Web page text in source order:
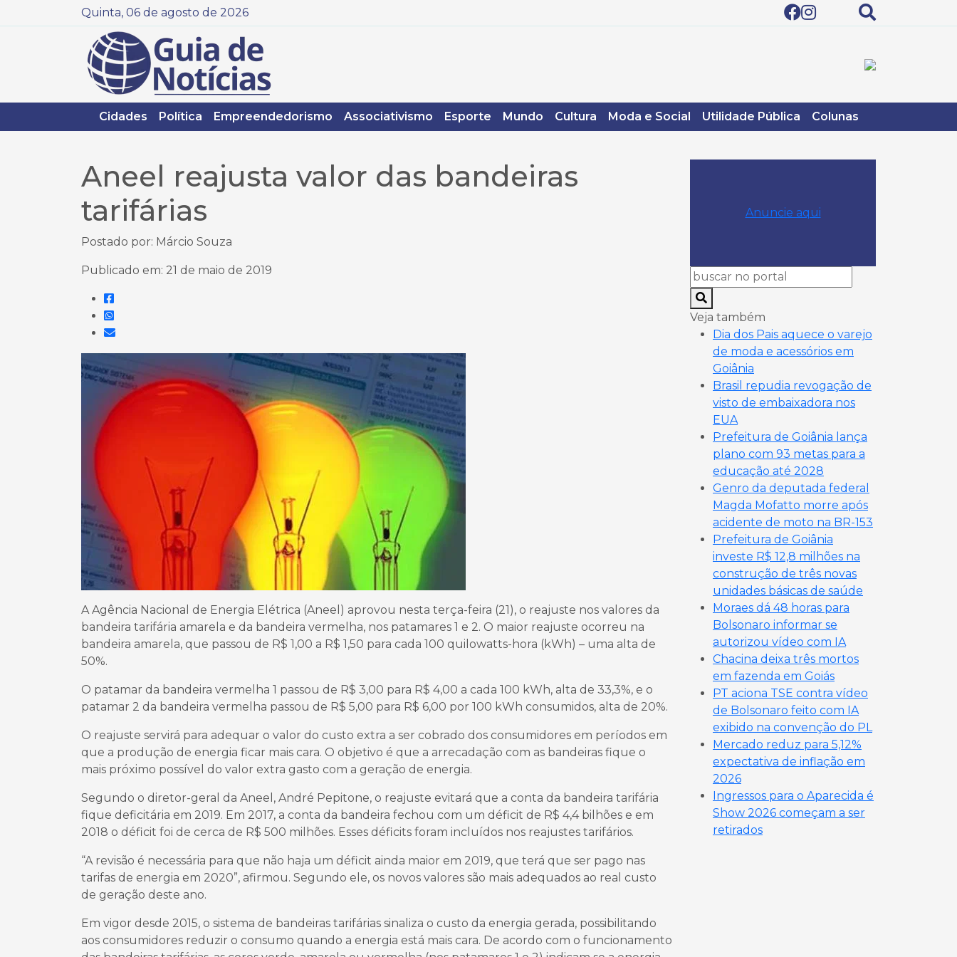
Quinta, 06 de agosto de 2026
Cidades Política Empreendedorismo Associativismo Esporte Mundo Cultura Moda e Social Utilidade Pública Colunas
Aneel reajusta valor das bandeiras
tarifárias
Postado por: Márcio Souza
Publicado em: 21 de maio de 2019
A Agência Nacional de Energia Elétrica (Aneel) aprovou nesta terça-feira (21), o reajuste nos valores da
bandeira tarifária amarela e da bandeira vermelha, nos patamares 1 e 2. O maior reajuste ocorreu na
bandeira amarela, que passou de R$ 1,00 a R$ 1,50 para cada 100 quilowatts-hora (kWh) – uma alta de
50%.
O patamar da bandeira vermelha 1 passou de R$ 3,00 para R$ 4,00 a cada 100 kWh, alta de 33,3%, e o
patamar 2 da bandeira vermelha passou de R$ 5,00 para R$ 6,00 por 100 kWh consumidos, alta de 20%.
O reajuste servirá para adequar o valor do custo extra a ser cobrado dos consumidores em períodos em
que a produção de energia ficar mais cara. O objetivo é que a arrecadação com as bandeiras fique o
mais próximo possível do valor extra gasto com a geração de energia.
Segundo o diretor-geral da Aneel, André Pepitone, o reajuste evitará que a conta da bandeira tarifária
fique deficitária em 2019. Em 2017, a conta da bandeira fechou com um déficit de R$ 4,4 bilhões e em
2018 o déficit foi de cerca de R$ 500 milhões. Esses déficits foram incluídos nos reajustes tarifários.
“A revisão é necessária para que não haja um déficit ainda maior em 2019, que terá que ser pago nas
tarifas de energia em 2020”, afirmou. Segundo ele, os novos valores são mais adequados ao real custo
de geração deste ano.
Em vigor desde 2015, o sistema de bandeiras tarifárias sinaliza o custo da energia gerada, possibilitando
aos consumidores reduzir o consumo quando a energia está mais cara. De acordo com o funcionamento
Anuncie aqui
Veja também
Dia dos Pais aquece o varejo
de moda e acessórios em
Goiânia
Brasil repudia revogação de
visto de embaixadora nos
EUA
Prefeitura de Goiânia lança
plano com 93 metas para a
educação até 2028
Genro da deputada federal
Magda Mofatto morre após
acidente de moto na BR-153
Prefeitura de Goiânia
investe R$ 12,8 milhões na
construção de três novas
unidades básicas de saúde
Moraes dá 48 horas para
Bolsonaro informar se
autorizou vídeo com IA
Chacina deixa três mortos
em fazenda em Goiás
PT aciona TSE contra vídeo
de Bolsonaro feito com IA
exibido na convenção do PL
Mercado reduz para 5,12%
expectativa de inflação em
2026
Ingressos para o Aparecida é
Show 2026 começam a ser
retirados